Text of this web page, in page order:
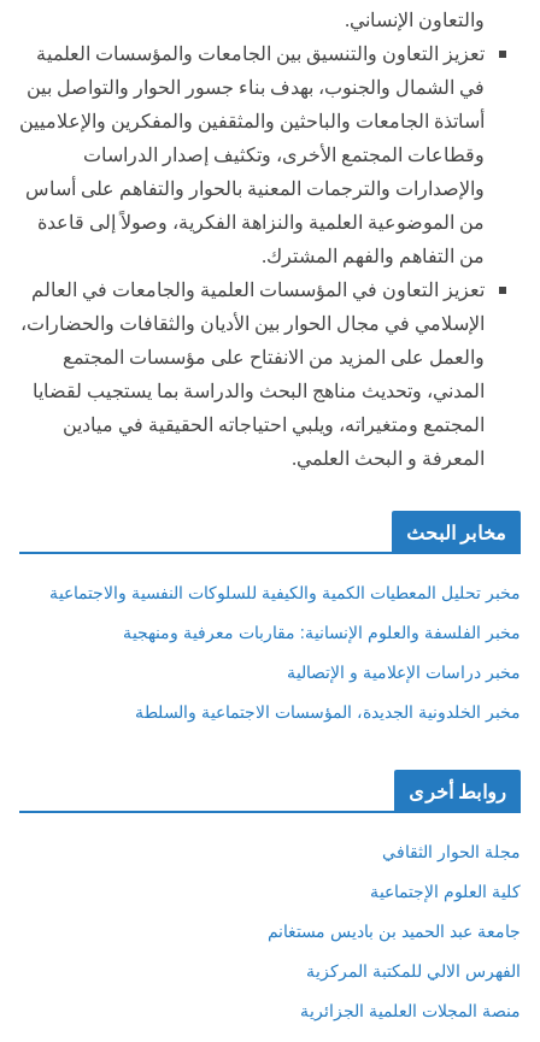
والتعاون الإنساني.
تعزيز التعاون والتنسيق بين الجامعات والمؤسسات العلمية
في الشمال والجنوب، بهدف بناء جسور الحوار والتواصل بين
أساتذة الجامعات والباحثين والمثقفين والمفكرين والإعلاميين
وقطاعات المجتمع الأخرى، وتكثيف إصدار الدراسات
والإصدارات والترجمات المعنية بالحوار والتفاهم على أساس
من الموضوعية العلمية والنزاهة الفكرية، وصولاً إلى قاعدة
من التفاهم والفهم المشترك.
تعزيز التعاون في المؤسسات العلمية والجامعات في العالم
الإسلامي في مجال الحوار بين الأديان والثقافات والحضارات،
والعمل على المزيد من الانفتاح على مؤسسات المجتمع
المدني، وتحديث مناهج البحث والدراسة بما يستجيب لقضايا
المجتمع ومتغيراته، ويلبي احتياجاته الحقيقية في ميادين
المعرفة و البحث العلمي.
مخابر البحث
مخبر تحليل المعطيات الكمية والكيفية للسلوكات النفسية والاجتماعية
مخبر الفلسفة والعلوم الإنسانية: مقاربات معرفية ومنهجية
مخبر دراسات الإعلامية و الإتصالية
مخبر الخلدونية الجديدة، المؤسسات الاجتماعية والسلطة
روابط أخرى
مجلة الحوار الثقافي
كلية العلوم الإجتماعية
جامعة عبد الحميد بن باديس مستغانم
الفهرس الالي للمكتبة المركزية
منصة المجلات العلمية الجزائرية